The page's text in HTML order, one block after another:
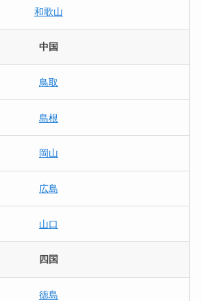
和歌山
中国
鳥取
島根
岡山
広島
山口
四国
徳島